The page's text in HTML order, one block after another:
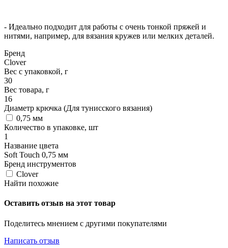
- Идеально подходит для работы с очень тонкой пряжей и
нитями, например, для вязания кружев или мелких деталей.
Бренд
Clover
Вес с упаковкой, г
30
Вес товара, г
16
Диаметр крючка (Для тунисского вязания)
0,75 мм
Количество в упаковке, шт
1
Название цвета
Soft Touch 0,75 мм
Бренд инструментов
Clover
Найти похожие
Оставить отзыв на этот товар
Поделитесь мнением с другими покупателями
Написать отзыв